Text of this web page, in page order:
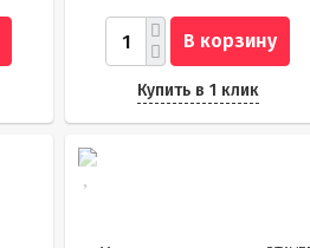
В корзину
Купить в 1 клик